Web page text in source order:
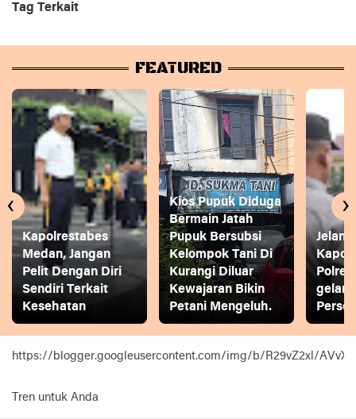
Tag Terkait
FEATURED
Kapolrestabes
Medan, Jangan
Pelit Dengan Diri
Sendiri Terkait
Kesehatan
Kios Pupuk Diduga
Bermain Jatah
Pupuk Bersubsi
Kelompok Tani Di
Kurangi Diluar
Kewajaran Bikin
Petani Mengeluh.
gelar
‹ ›
https://blogger.googleusercontent.com/img/b/R29vZ2xl/
Tren untuk Anda